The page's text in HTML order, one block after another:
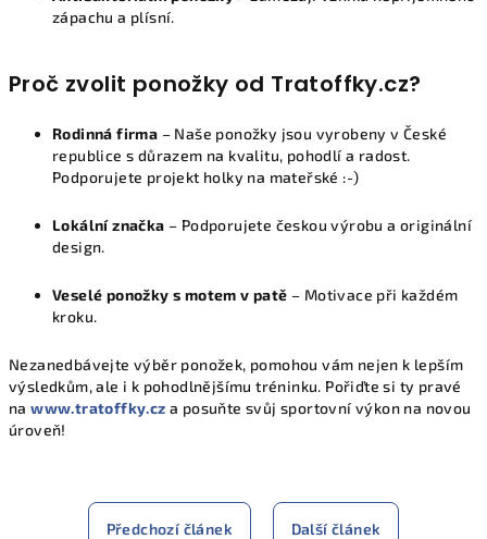
zápachu a plísní.
Proč zvolit ponožky od Tratoffky.cz?
Rodinná firma – Naše ponožky jsou vyrobeny v České
republice s důrazem na kvalitu, pohodlí a radost.
Podporujete projekt holky na mateřské :-)
Lokální značka – Podporujete českou výrobu a originální
design.
Veselé ponožky s motem v patě – Motivace při každém
kroku.
Nezanedbávejte výběr ponožek, pomohou vám nejen k lepším
výsledkům, ale i k pohodlnějšímu tréninku. Pořiďte si ty pravé
nawww.tratoffky.cz a posuňte svůj sportovní výkon na novou
úroveň!
Předchozí článek Další článek